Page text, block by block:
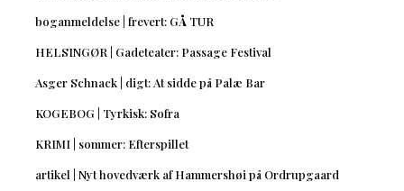
boganmeldelse | frevert: GÅ TUR
HELSINGØR | Gadeteater: Passage Festival
Asger Schnack | digt: At sidde på Palæ Bar
KOGEBOG | Tyrkisk: Sofra
KRIMI | sommer: Efterspillet
artikel | Nyt hovedværk af Hammershøi på Ordrupgaard